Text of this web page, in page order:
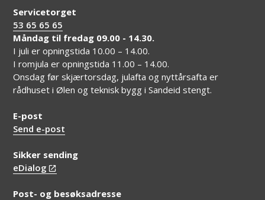
Servicetorget
53 65 65 65
Måndag til fredag 09.00 - 14.30.
I juli er opningstida 10.00 – 14.00.
I romjula er opningstida 11.00 – 14.00.
Onsdag før skjærtorsdag, julafta og nyttårsafta er
rådhuset i Ølen og teknisk bygg i Sandeid stengt.
E-post
Send e-post
Sikker sending
eDialog
Post- og besøksadresse